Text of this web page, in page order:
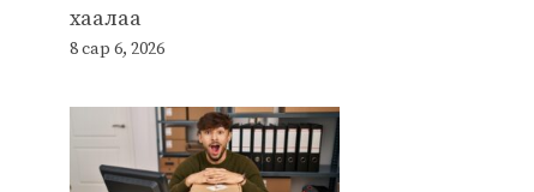
хаалаа
8 сар 6, 2026